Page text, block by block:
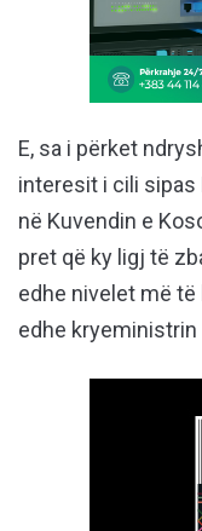
E, sa i përket
interesit i cili sipas
në Kuvendin e
pret që ky ligj të
edhe nivelet më
edhe